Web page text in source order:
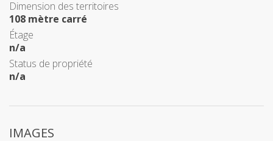
Dimension des territoires
108 mètre carré
Étage
n/a
Status de propriété
n/a
IMAGES